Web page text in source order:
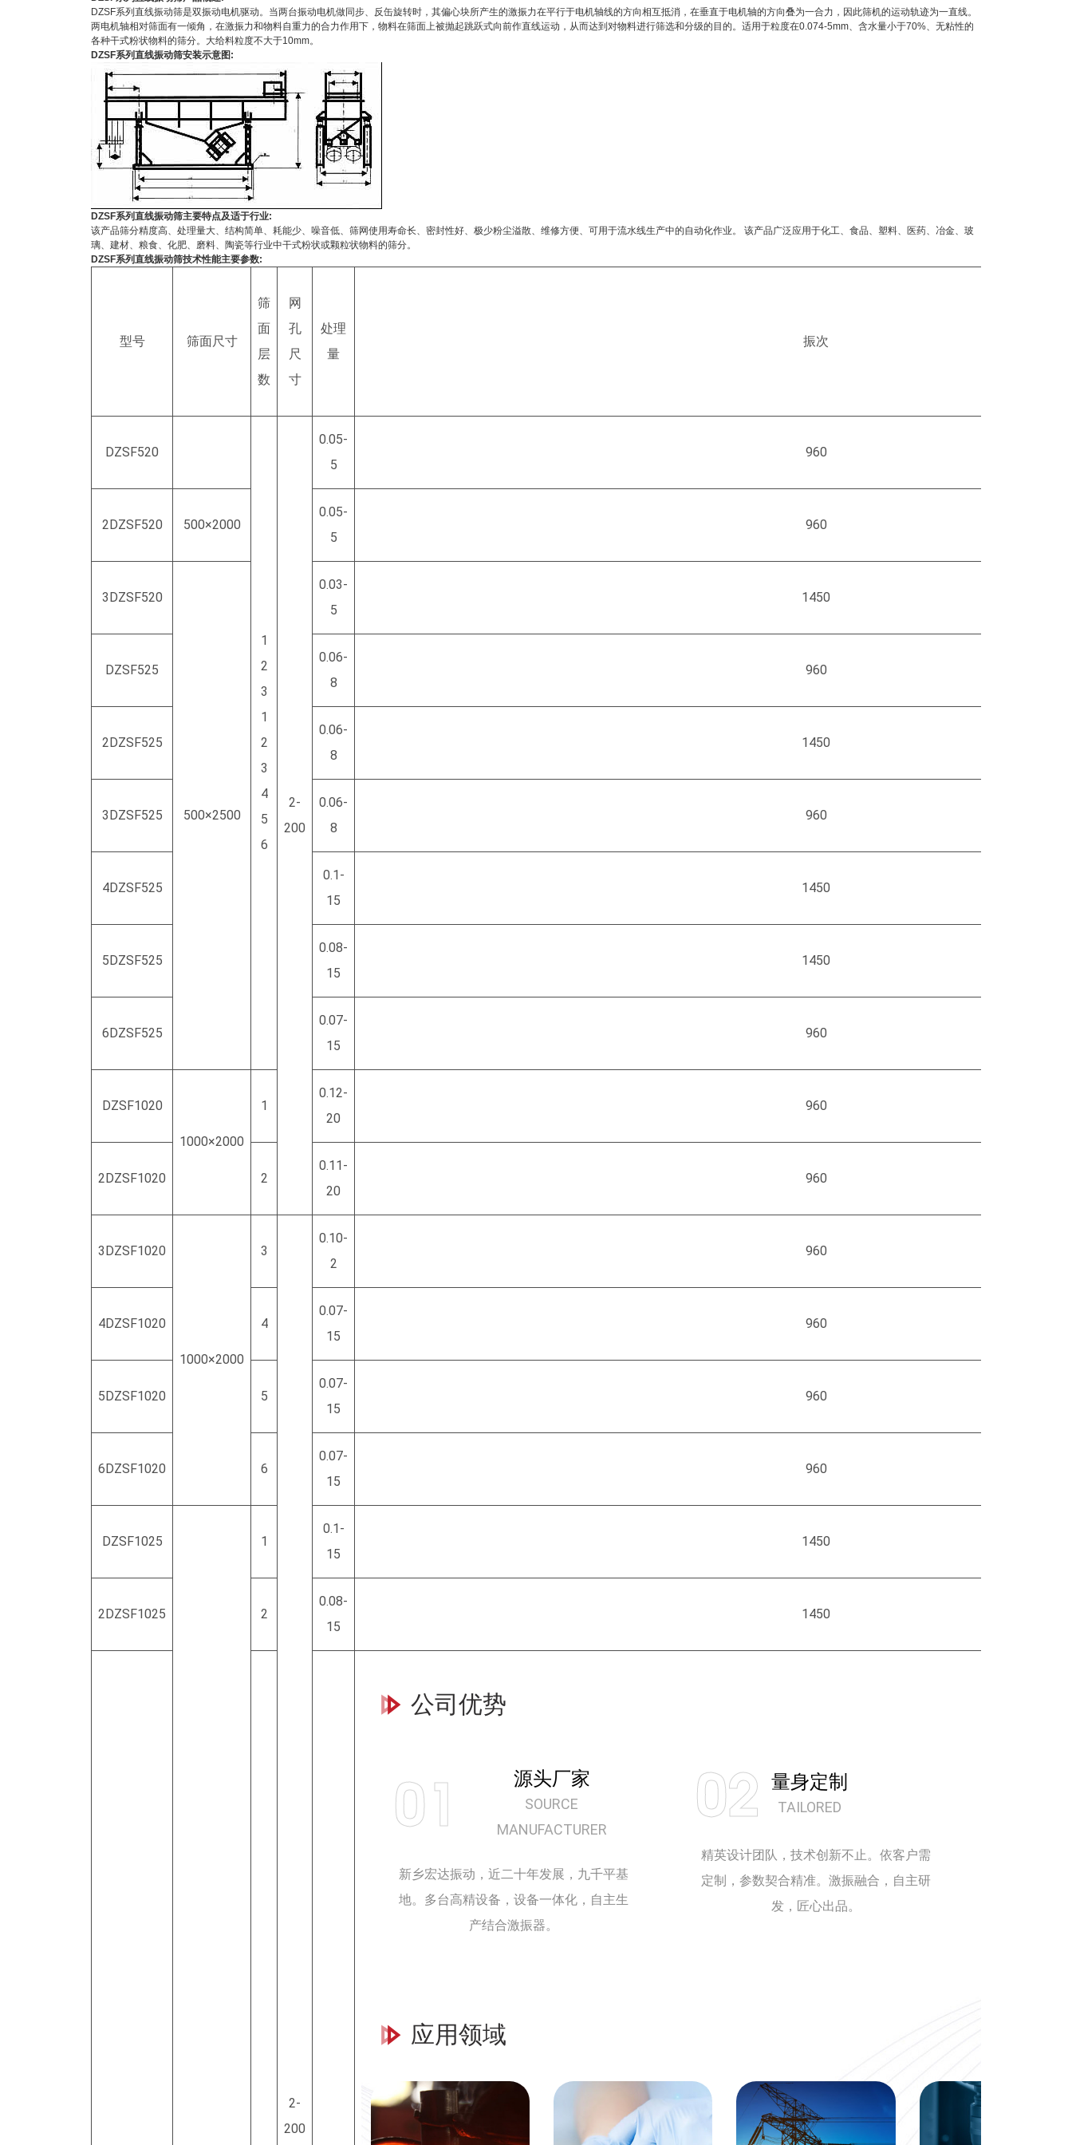
514504-62×0.4452256×808×938DZSF5250.06-89605-
72×0.445-602642×808×8482DZSF5250.06-814504-
62×0.4452699×808×8783DZSF5250.06-89606-82×0.7545-
602750×808×9384DZSF5250.1-1514505-
72×0.4452813×808×10005DZSF5250.08-1514505-
72×0.4452883×808×10606DZSF5250.07-159606-82×0.7545-
602953×808×1120DZSF10201000×200010.12-209606-
82×0.7545-602152×1320×9002DZSF102020.11-209605-
72×0.7545-602219×1320×9603DZSF10201000×200032-
2000.10-29605-72×0.7545-
602286×1320×10304DZSF102040.07-159604-82×0.7545-
602353×1320×11005DZSF102050.07-159604-82×1.545-
602420×1320×11606DZSF102060.07-159604-82×1.545-
602487×1320×1220DZSF10251000×250010.1-1514505-
72×0.4452203×1320×9002DZSF102520.08-1514505-
DZSF系列直线振动筛是双振动电机驱动。当两台振动电机做同步、反缶旋转时，其偏心块所产生的激振力在平行于电机轴线的方向相互抵消，在垂直于电机轴的方向叠为一合力，因此筛机的运动轨迹为一直线。
两电机轴相对筛面有一倾角，在激振力和物料自重力的合力作用下，物料在筛面上被抛起跳跃式向前作直线运动，从而达到对物料进行筛选和分级的目的。适用于粒度在0.074-5mm、含水量小于70%、无粘性的
各种干式粉状物料的筛分。大给料粒度不大于10mm。
DZSF系列直线振动筛安装示意图:
DZSF系列直线振动筛主要特点及适于行业:
该产品筛分精度高、处理量大、结构简单、耗能少、噪音低、筛网使用寿命长、密封性好、极少粉尘溢散、维修方便、可用于流水线生产中的自动化作业。 该产品广泛应用于化工、食品、塑料、医药、冶金、玻
璃、建材、粮食、化肥、磨料、陶瓷等行业中干式粉状或颗粒状物料的筛分。
DZSF系列直线振动筛技术性能主要参数:
型号 筛面尺寸
筛
面
层
数
网
孔
尺
寸
处理
量
振次
DZSF520
1
2
3
1
2
3
4
5
6
2-
200
0.05-
5
960
2DZSF520 500×2000
0.05-
5
960
3DZSF520
500×2500
0.03-
5
1450
DZSF525
0.06-
8
960
2DZSF525
0.06-
8
1450
3DZSF525
0.06-
8
960
4DZSF525
0.1-
15
1450
5DZSF525
0.08-
15
1450
6DZSF525
0.07-
15
960
DZSF1020
1000×2000
1
0.12-
20
960
2DZSF1020 2
0.11-
20
960
3DZSF1020
1000×2000
3
2-
200
0.10-
2
960
4DZSF1020 4
0.07-
15
960
5DZSF1020 5
0.07-
15
960
6DZSF1020 6
0.07-
15
960
DZSF1025 1
0.1-
15
1450
2DZSF1025 2
0.08-
15
1450
公司优势
01 源头厂家
SOURCE
MANUFACTURER
新乡宏达振动，近二十年发展，九千平基
地。多台高精设备，设备一体化，自主生
产结合激振器。
02 量身定制
TAILORED
精英设计团队，技术创新不止。依客户需
定制，参数契合精准。激振融合，自主研
发，匠心出品。
应用领域